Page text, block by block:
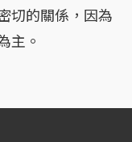
切的關係，因為
主。